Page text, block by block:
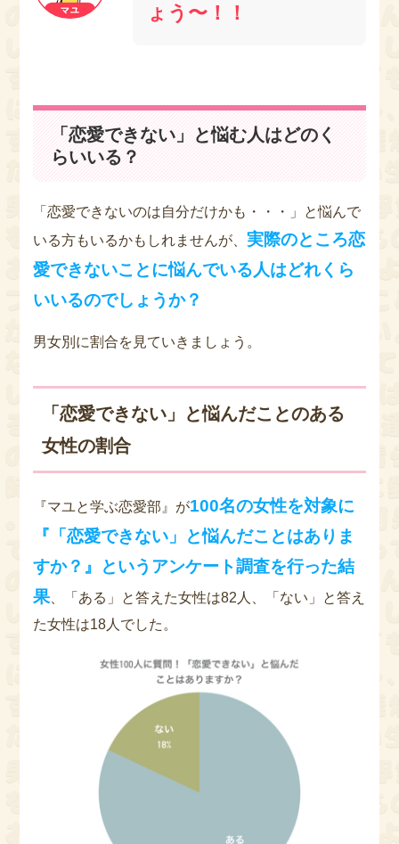
ょう〜！！
「恋愛できない」と悩む人はどのく
らいいる？
「恋愛できないのは自分だけかも・・・」と悩んで
いる方もいるかもしれませんが、実際のところ恋
愛できないことに悩んでいる人はどれくら
いいるのでしょうか？
男女別に割合を見ていきましょう。
「恋愛できない」と悩んだことのある
女性の割合
『マユと学ぶ恋愛部』が100名の女性を対象に
『「恋愛できない」と悩んだことはありま
すか？』というアンケート調査を行った結
果 、「ある」と答えた女性は82人、「ない」と答え
た女性は18人でした。